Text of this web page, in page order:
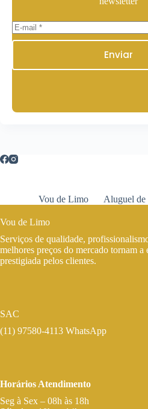
Enviar
Vou de Limo Aluguel de
Vou de Limo
Serviços de qualidade,
melhores preços do mercado tornam a
prestigiada pelos clientes.
SAC
(11) 97580-4113 WhatsApp
Horários Atendimento
Seg à Sex – 08h às 18h